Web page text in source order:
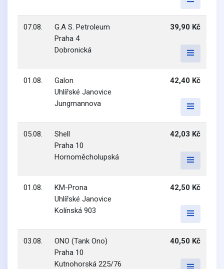
07.08.
G.A S. Petroleum
Praha 4
Dobronická
39,90 Kč
01.08.
Galon
Uhlířské Janovice
Jungmannova
42,40 Kč
05.08.
Shell
Praha 10
Hornoměcholupská
42,03 Kč
01.08.
KM-Prona
Uhlířské Janovice
Kolínská 903
42,50 Kč
03.08.
ONO (Tank Ono)
Praha 10
Kutnohorská 225/76
40,50 Kč